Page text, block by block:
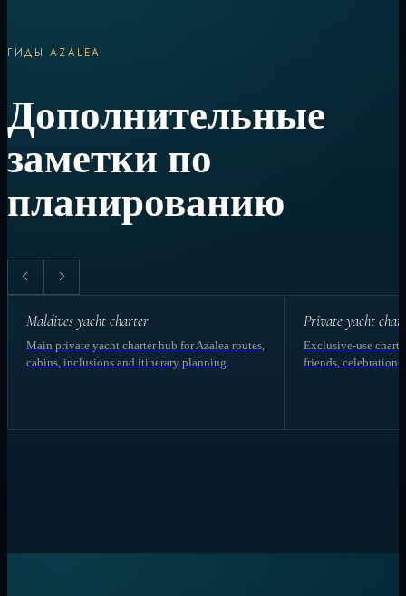
ГИДЫ AZALEA
Дополнительные
заметки по
планированию
Maldives yacht charter
Main private yacht charter hub for Azalea routes,
cabins, inclusions and itinerary planning.
Private yacht
Exclusive-use
friends, celebrations